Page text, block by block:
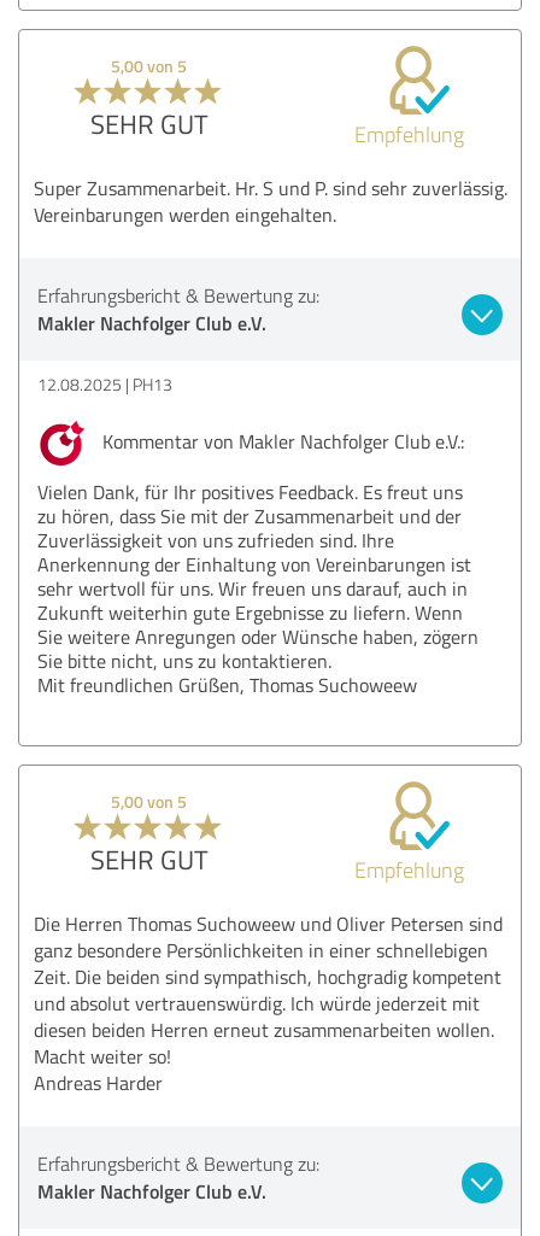
5,00 von 5
SEHR GUT Empfehlung
Super Zusammenarbeit. Hr. S und P. sind sehr zuverlässig.
Vereinbarungen werden eingehalten.
Erfahrungsbericht & Bewertung zu:
Makler Nachfolger Club e.V.
12.08.2025 PH13
Kommentar von Makler Nachfolger Club e.V.:
Vielen Dank, für Ihr positives Feedback. Es freut uns
zu hören, dass Sie mit der Zusammenarbeit und der
Zuverlässigkeit von uns zufrieden sind. Ihre
Anerkennung der Einhaltung von Vereinbarungen ist
sehr wertvoll für uns. Wir freuen uns darauf, auch in
Zukunft weiterhin gute Ergebnisse zu liefern. Wenn
Sie weitere Anregungen oder Wünsche haben, zögern
Sie bitte nicht, uns zu kontaktieren.
Mit freundlichen Grüßen, Thomas Suchoweew
5,00 von 5
SEHR GUT Empfehlung
Die Herren Thomas Suchoweew und Oliver Petersen sind
ganz besondere Persönlichkeiten in einer schnellebigen
Zeit. Die beiden sind sympathisch, hochgradig kompetent
und absolut vertrauenswürdig. Ich würde jederzeit mit
diesen beiden Herren erneut zusammenarbeiten wollen.
Macht weiter so!
Andreas Harder
Erfahrungsbericht & Bewertung zu:
Makler Nachfolger Club e.V.